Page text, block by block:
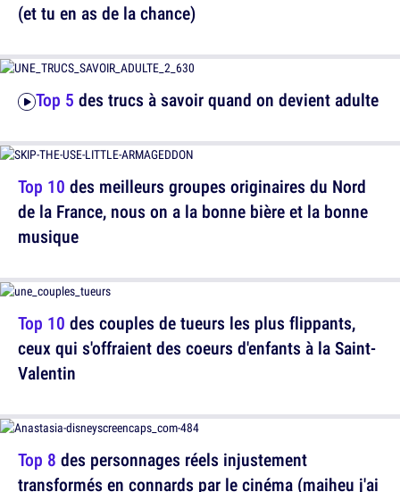
Top 5 des trucs à savoir quand on devient adulte
Top 10 des couples de tueurs les plus flippants,
ceux qui s'offraient des coeurs d'enfants à la Saint-
Valentin
(et tu en as de la chance)
Top 10 des meilleurs groupes originaires du Nord
de la France, nous on a la bonne bière et la bonne
musique
Top 8 des personnages réels injustement
transformés en connards par le cinéma (maiheu j'ai